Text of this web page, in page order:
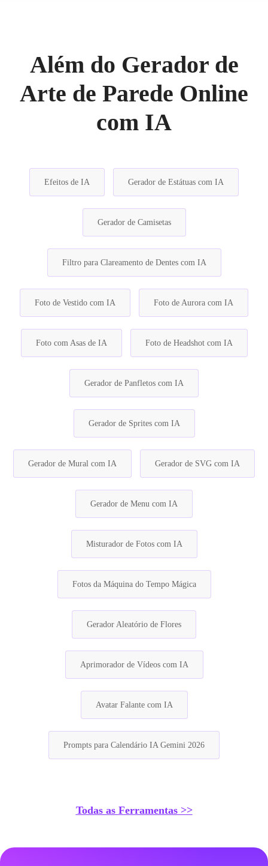
Além do Gerador de
Arte de Parede Online
com IA
Efeitos de IA Gerador de Estátuas com IA
Gerador de Camisetas
Filtro para Clareamento de Dentes com IA
Foto de Vestido com IA Foto de Aurora com IA
Foto com Asas de IA Foto de Headshot com IA
Gerador de Panfletos com IA
Gerador de Sprites com IA
Gerador de Mural com IA Gerador de SVG com IA
Gerador de Menu com IA
Misturador de Fotos com IA
Fotos da Máquina do Tempo Mágica
Gerador Aleatório de Flores
Aprimorador de Vídeos com IA
Avatar Falante com IA
Prompts para Calendário IA Gemini 2026
Todas as Ferramentas >>